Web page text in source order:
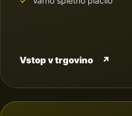
Vstop v trgovino ↗